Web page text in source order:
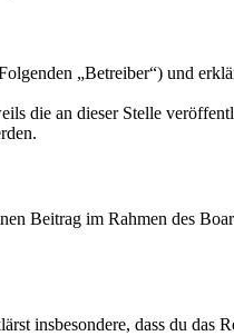
„Betreiber“) und
die an dieser Stelle
Beitrag im Rahmen des
insbesondere, dass du das